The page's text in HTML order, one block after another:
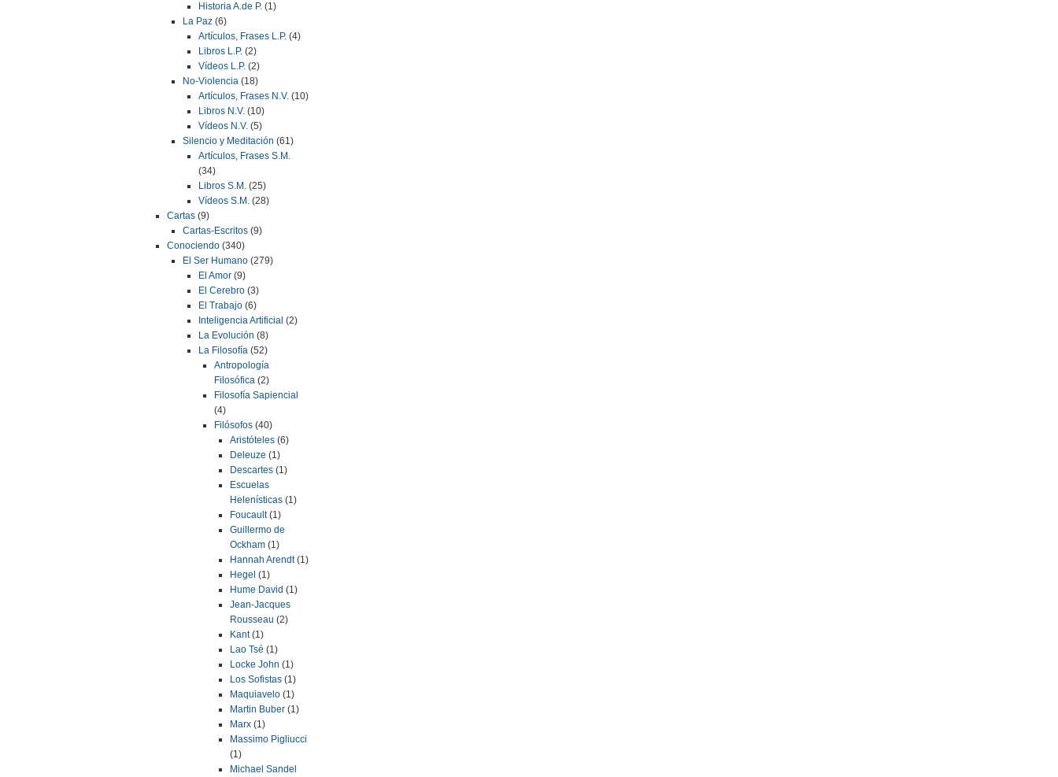
Historia A.de P. (1)
La Paz (6)
Artículos, Frases L.P. (4)
Libros L.P. (2)
Vídeos L.P. (2)
No-Violencia (18)
Artículos, Frases N.V. (10)
Libros N.V. (10)
Vídeos N.V. (5)
Silencio y Meditación (61)
Artículos, Frases S.M.
(34)
Libros S.M. (25)
Vídeos S.M. (28)
Cartas (9)
Cartas-Escritos (9)
Conociendo (340)
El Ser Humano (279)
El Amor (9)
El Cerebro (3)
El Trabajo (6)
Inteligencia Artificial (2)
La Evolución (8)
La Filosofía (52)
Antropología
Filosófica (2)
Filosofía Sapiencial
(4)
Filósofos (40)
Aristóteles (6)
Deleuze (1)
Descartes (1)
Escuelas
Helenísticas (1)
Foucault(1)
Guillermo de
Ockham (1)
Hannah Arendt(1)
Hegel (1)
Hume David (1)
Jean-Jacques
Rousseau (2)
Kant(1)
Lao Tsé (1)
Locke John (1)
Los Sofistas (1)
Maquiavelo (1)
Martin Buber (1)
Marx (1)
Massimo Pigliucci
(1)
Michael Sandel